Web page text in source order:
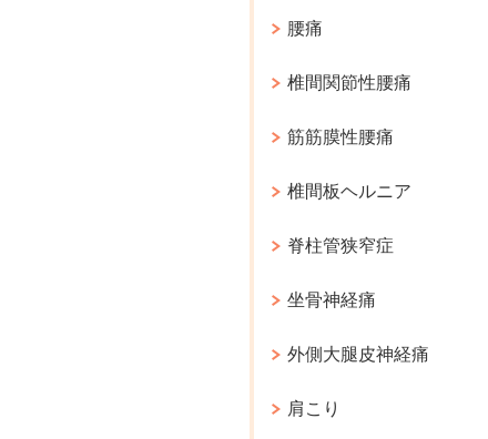
腰痛
椎間関節性腰痛
筋筋膜性腰痛
椎間板ヘルニア
脊柱管狭窄症
坐骨神経痛
外側大腿皮神経痛
肩こり